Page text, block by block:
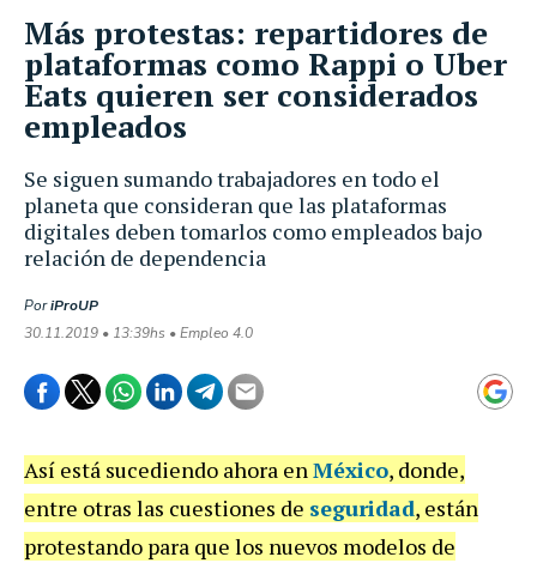
Se siguen sumando trabajadores en todo el
planeta que consideran que las plataformas
digitales deben tomarlos como empleados bajo
relación de dependencia
PoriProUP
30.11.2019 • 13:39hs • Empleo 4.0
Más protestas: repartidores de
plataformas como Rappi o Uber
Eats quieren ser considerados
empleados
Así está sucediendo ahora enMéxico, donde,
entre otras las cuestiones de seguridad, están
protestando para que los nuevos modelos de